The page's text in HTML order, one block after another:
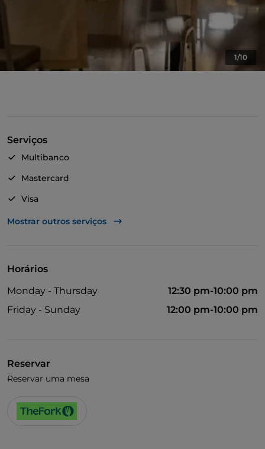
1/10
Serviços
Multibanco
Mastercard
Visa
Fala-se inglês
Mostrar outros serviços
Horários
Monday - Thursday
12:30 pm-10:00 pm
Friday - Sunday
12:00 pm-10:00 pm
Reservar
Reservar uma mesa